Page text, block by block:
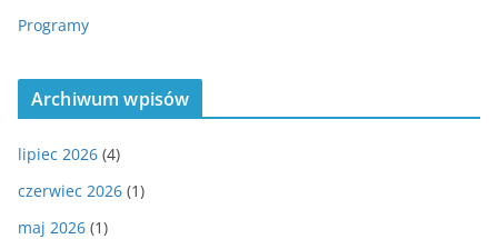
Programy
Archiwum wpisów
lipiec 2026 (4)
czerwiec 2026 (1)
maj 2026 (1)